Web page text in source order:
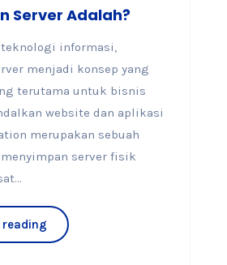
Server Adalah?
informasi,
menjadi konsep yang
terutama untuk bisnis
website dan aplikasi
merupakan sebuah
server fisik
reading